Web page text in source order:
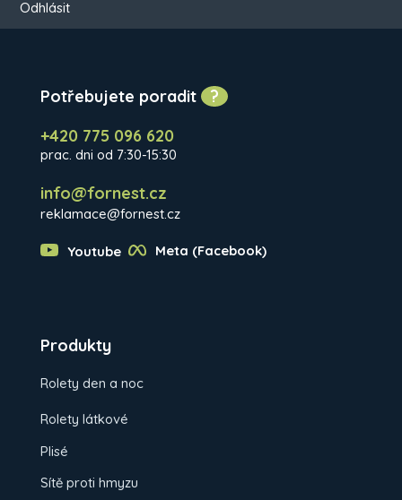
Odhlásit
Potřebujete poradit ?
+420 775 096 620
prac. dni od 7:30-15:30
info@fornest.cz
reklamace@fornest.cz
Youtube Meta (Facebook)
Produkty
Rolety den a noc
Rolety látkové
Plisé
Sítě proti hmyzu